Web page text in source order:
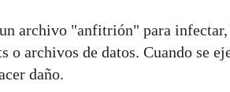
archivo "anfitrión" para
o archivos de datos. Cuando se
daño.